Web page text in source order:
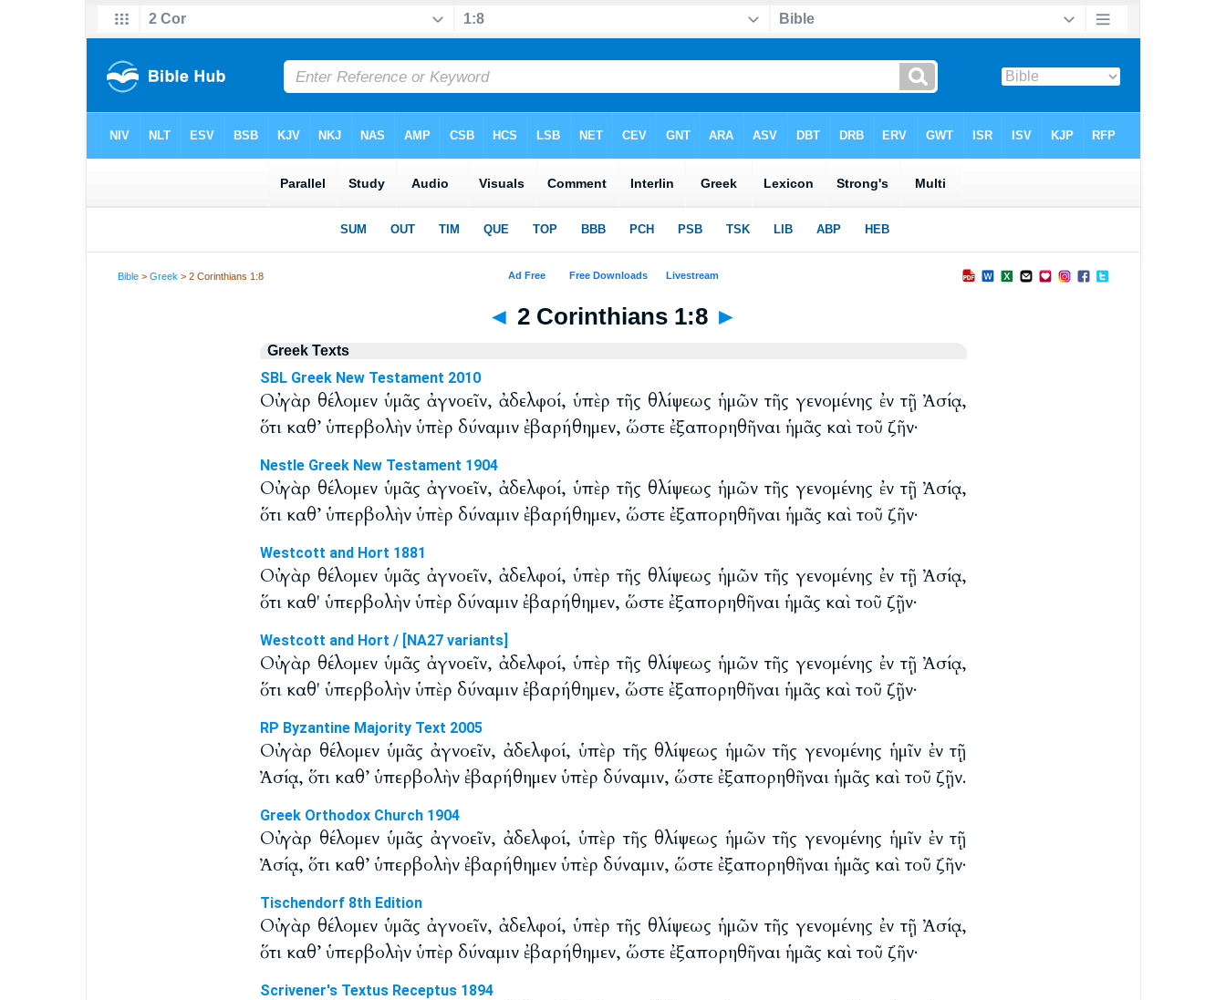
Bible >Greek > 2 Corinthians 1:8
◄ 2 Corinthians 1:8 ►
Greek Texts
SBL Greek New Testament 2010
Οὐ γὰρ θέλομεν ὑμᾶς ἀγνοεῖν, ἀδελφοί, ὑπὲρ τῆς θλίψεως ἡμῶν τῆς γενομένης ἐν τῇ Ἀσίᾳ,
ὅτι καθ’ ὑπερβολὴν ὑπὲρ δύναμιν ἐβαρήθημεν, ὥστε ἐξαπορηθῆναι ἡμᾶς καὶ τοῦ ζῆν·
Nestle Greek New Testament 1904
Οὐ γὰρ θέλομεν ὑμᾶς ἀγνοεῖν, ἀδελφοί, ὑπὲρ τῆς θλίψεως ἡμῶν τῆς γενομένης ἐν τῇ Ἀσίᾳ,
ὅτι καθ’ ὑπερβολὴν ὑπὲρ δύναμιν ἐβαρήθημεν, ὥστε ἐξαπορηθῆναι ἡμᾶς καὶ τοῦ ζῆν·
Westcott and Hort 1881
Οὐ γὰρ θέλομεν ὑμᾶς ἀγνοεῖν, ἀδελφοί, ὑπὲρ τῆς θλίψεως ἡμῶν τῆς γενομένης ἐν τῇ Ἀσίᾳ,
ὅτι καθ' ὑπερβολὴν ὑπὲρ δύναμιν ἐβαρήθημεν, ὥστε ἐξαπορηθῆναι ἡμᾶς καὶ τοῦ ζῇν·
Westcott and Hort / [NA27 variants]
Οὐ γὰρ θέλομεν ὑμᾶς ἀγνοεῖν, ἀδελφοί, ὑπὲρ τῆς θλίψεως ἡμῶν τῆς γενομένης ἐν τῇ Ἀσίᾳ,
ὅτι καθ' ὑπερβολὴν ὑπὲρ δύναμιν ἐβαρήθημεν, ὥστε ἐξαπορηθῆναι ἡμᾶς καὶ τοῦ ζῇν·
RP Byzantine Majority Text 2005
Οὐ γὰρ θέλομεν ὑμᾶς ἀγνοεῖν, ἀδελφοί, ὑπὲρ τῆς θλίψεως ἡμῶν τῆς γενομένης ἡμῖν ἐν τῇ
Ἀσίᾳ, ὅτι καθ’ ὑπερβολὴν ἐβαρήθημεν ὑπὲρ δύναμιν, ὥστε ἐξαπορηθῆναι ἡμᾶς καὶ τοῦ ζῇν.
Greek Orthodox Church 1904
Οὐ γὰρ θέλομεν ὑμᾶς ἀγνοεῖν, ἀδελφοί, ὑπὲρ τῆς θλίψεως ἡμῶν τῆς γενομένης ἡμῖν ἐν τῇ
Ἀσίᾳ, ὅτι καθ’ ὑπερβολὴν ἐβαρήθημεν ὑπὲρ δύναμιν, ὥστε ἐξαπορηθῆναι ἡμᾶς καὶ τοῦ ζῆν·
Tischendorf 8th Edition
Οὐ γὰρ θέλομεν ὑμᾶς ἀγνοεῖν, ἀδελφοί, ὑπὲρ τῆς θλίψεως ἡμῶν τῆς γενομένης ἐν τῇ Ἀσίᾳ,
ὅτι καθ’ ὑπερβολὴν ὑπὲρ δύναμιν ἐβαρήθημεν, ὥστε ἐξαπορηθῆναι ἡμᾶς καὶ τοῦ ζῆν·
Scrivener's Textus Receptus 1894